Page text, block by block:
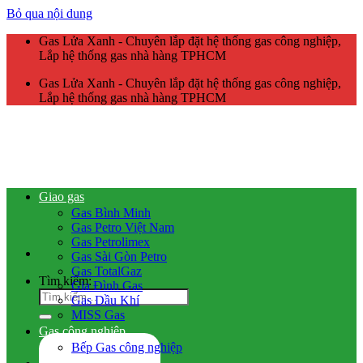
Bỏ qua nội dung
Gas Lửa Xanh - Chuyên lắp đặt hệ thống gas công nghiệp,
Lắp hệ thống gas nhà hàng TPHCM
Gas Lửa Xanh - Chuyên lắp đặt hệ thống gas công nghiệp,
Lắp hệ thống gas nhà hàng TPHCM
Tìm kiếm:
Giao gas
Gas Bình Minh
Gas Petro Việt Nam
Gas Petrolimex
Gas Sài Gòn Petro
Gas TotalGaz
Gia Đình Gas
Gas Dầu Khí
MISS Gas
Gas công nghiệp
Bếp Gas công nghiệp